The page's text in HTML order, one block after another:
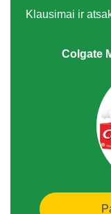
Klausimai ir
Colgate